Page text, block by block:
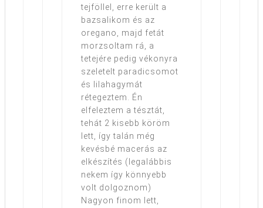
tejföllel, erre került a
bazsalikom és az
oregano, majd fetát
morzsoltam rá, a
tetejére pedig vékonyra
szeletelt paradicsomot
és lilahagymát
rétegeztem. Én
elfeleztem a tésztát,
tehát 2 kisebb köröm
lett, így talán még
kevésbé macerás az
elkészítés (legalábbis
nekem így könnyebb
volt dolgoznom)
Nagyon finom lett,